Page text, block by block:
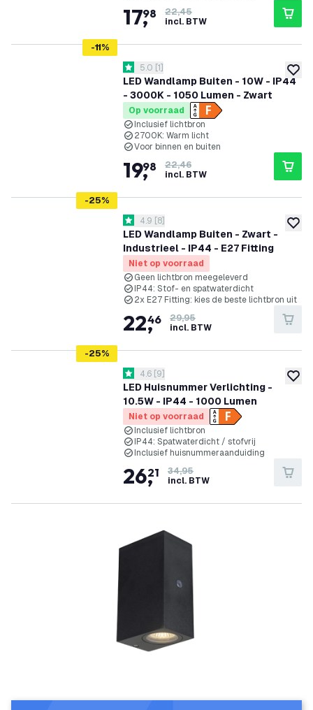
17,
98
22,45
incl. BTW
-11%
LED Wandlamp Buiten - 10W - IP44
- 3000K - 1050 Lumen - Zwart
reviews drawer openen
5 score sterren
5.0 [1]
Op voorraad
Inclusief lichtbron
2700K: Warm licht
Voor binnen en buiten
19,
98
22,46
incl. BTW
-25%
LED Wandlamp Buiten - Zwart -
Industrieel - IP44 - E27 Fitting
reviews drawer openen
4.9 score sterren
4.9 [8]
Niet op voorraad
Geen lichtbron meegeleverd
IP44: Stof- en spatwaterdicht
2x E27 Fitting: kies de beste lichtbron uit
22,
46
29,95
incl. BTW
-25%
LED Huisnummer Verlichting -
10.5W - IP44 - 1000 Lumen
reviews drawer openen
4.6 score sterren
4.6 [9]
Niet op voorraad
Inclusief lichtbron
IP44: Spatwaterdicht / stofvrij
Inclusief huisnummeraanduiding
26,
21
34,95
incl. BTW